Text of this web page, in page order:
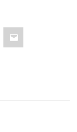
Email